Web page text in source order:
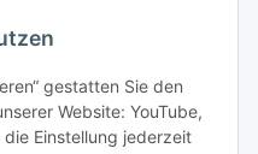
gestatten Sie den
Website: YouTube,
Einstellung jederzeit
von ca. 60 Km